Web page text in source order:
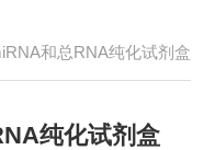
和总RNA纯化试剂盒
纯化试剂盒